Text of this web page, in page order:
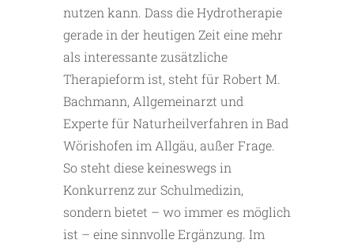
nutzen kann. Dass die Hydrotherapie
gerade in der heutigen Zeit eine mehr
als interessante zusätzliche
Therapieform ist, steht für Robert M.
Bachmann, Allgemeinarzt und
Experte für Naturheilverfahren in Bad
Wörishofen im Allgäu, außer Frage.
So steht diese keineswegs in
Konkurrenz zur Schulmedizin,
sondern bietet – wo immer es möglich
ist – eine sinnvolle Ergänzung. Im